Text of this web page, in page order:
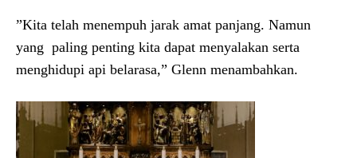
”Kita telah menempuh jarak amat panjang. Namun
yang paling penting kita dapat menyalakan serta
menghidupi api belarasa,” Glenn menambahkan.